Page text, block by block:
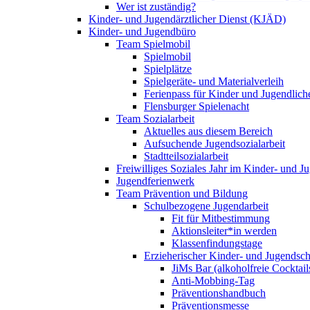
Wer ist zuständig?
Kinder- und Jugendärztlicher Dienst (KJÄD)
Kinder- und Jugendbüro
Team Spielmobil
Spielmobil
Spielplätze
Spielgeräte- und Materialverleih
Ferienpass für Kinder und
Flensburger Spielenacht
Team Sozialarbeit
Aktuelles aus diesem Bereich
Aufsuchende Jugendsozialarbeit
Stadtteilsozialarbeit
Freiwilliges Soziales Jahr im Kinder- und
Jugendferienwerk
Team Prävention und Bildung
Schulbezogene Jugendarbeit
Fit für Mitbestimmung
Aktionsleiter*in werden
Klassenfindungstage
Erzieherischer Kinder- und
JiMs Bar (alkoholfreie
Anti-Mobbing-Tag
Präventionshandbuch
Präventionsmesse